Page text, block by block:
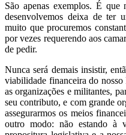
São apenas exemplos. É que
desenvolvemos deixa de ter
muito que procuremos
por vezes requerendo aos
de pedir.
Nunca será demais insistir,
viabilidade financeira do nosso
as organizações e militantes,
seu contributo, e com grande
assegurarmos os meios
outro modo: não estando à